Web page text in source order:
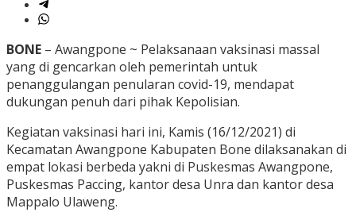
BONE – Awangpone ~ Pelaksanaan vaksinasi massal
yang di gencarkan oleh pemerintah untuk
penanggulangan penularan covid-19, mendapat
dukungan penuh dari pihak Kepolisian.
Kegiatan vaksinasi hari ini, Kamis (16/12/2021) di
Kecamatan Awangpone Kabupaten Bone dilaksanakan di
empat lokasi berbeda yakni di Puskesmas Awangpone,
Puskesmas Paccing, kantor desa Unra dan kantor desa
Mappalo Ulaweng.